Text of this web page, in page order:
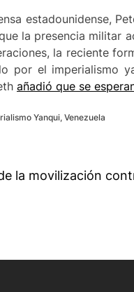
estadounidense,
la presencia militar
la reciente
por el imperialismo
añadió que se
Yanqui, Venezuela
la movilización